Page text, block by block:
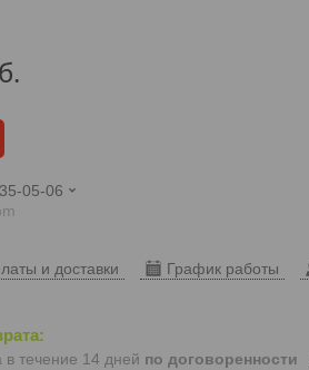
05-06
и доставки График работы
в течение 14 дней по договоренности